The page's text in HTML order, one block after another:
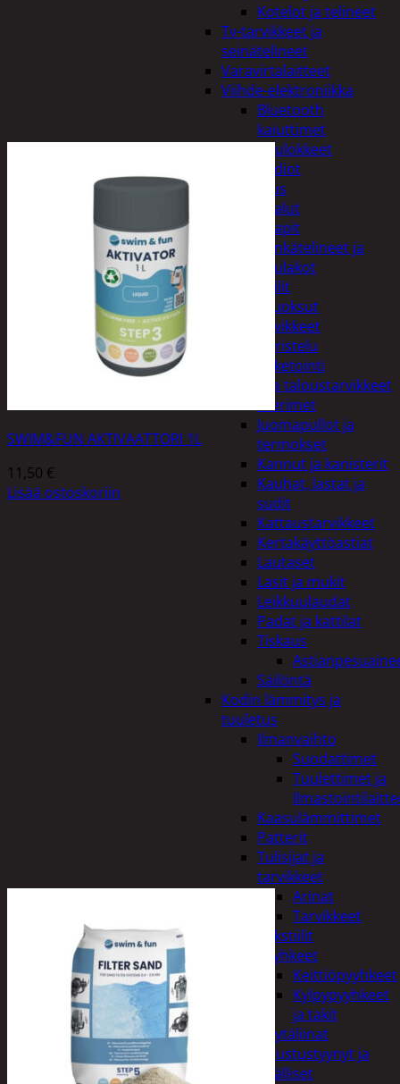
Kotelot ja telineet
Tv-tarvikkeet ja
seinätelineet
Varavirtalaitteet
Viihde-elektroniikka
Bluetooth
kaiuttimet
Kuulokkeet
Radiot
Koti ja sisustus
Huonekalut
Kaapit
Kenkätelineet ja
naulakot
Peilit
Huonetuoksut
Juhlatarvikkeet
Koristelu
Paketointi
Keittiö ja taloustarvikkeet
Aterimet
Juomapullot ja
termokset
Kannut ja kanisterit
Kauhat, lastat ja
sudit
Kattaustarvikkeet
Kertakäyttöastiat
Lautaset
Lasit ja mukit
Leikkuulaudat
Padat ja kattilat
Tiskaus
Säilöntä
Kodin lämmitys ja
tuuletus
Ilmanvaihto
Suodattimet
Tuulettimet ja
Kaasulämmittimet
Patterit
Tulisijat ja
tarvikkeet
Arinat
Tarvikkeet
Kodintekstiilit
Pyyhkeet
Keittiöpyyhkeet
Kylpypyyhkeet
ja takit
Pöytäliinat
Sisustustyynyt ja
päälliset
SWIM&FUN AKTIVAATTORI 1L
11,50 €
Lisää ostoskoriin